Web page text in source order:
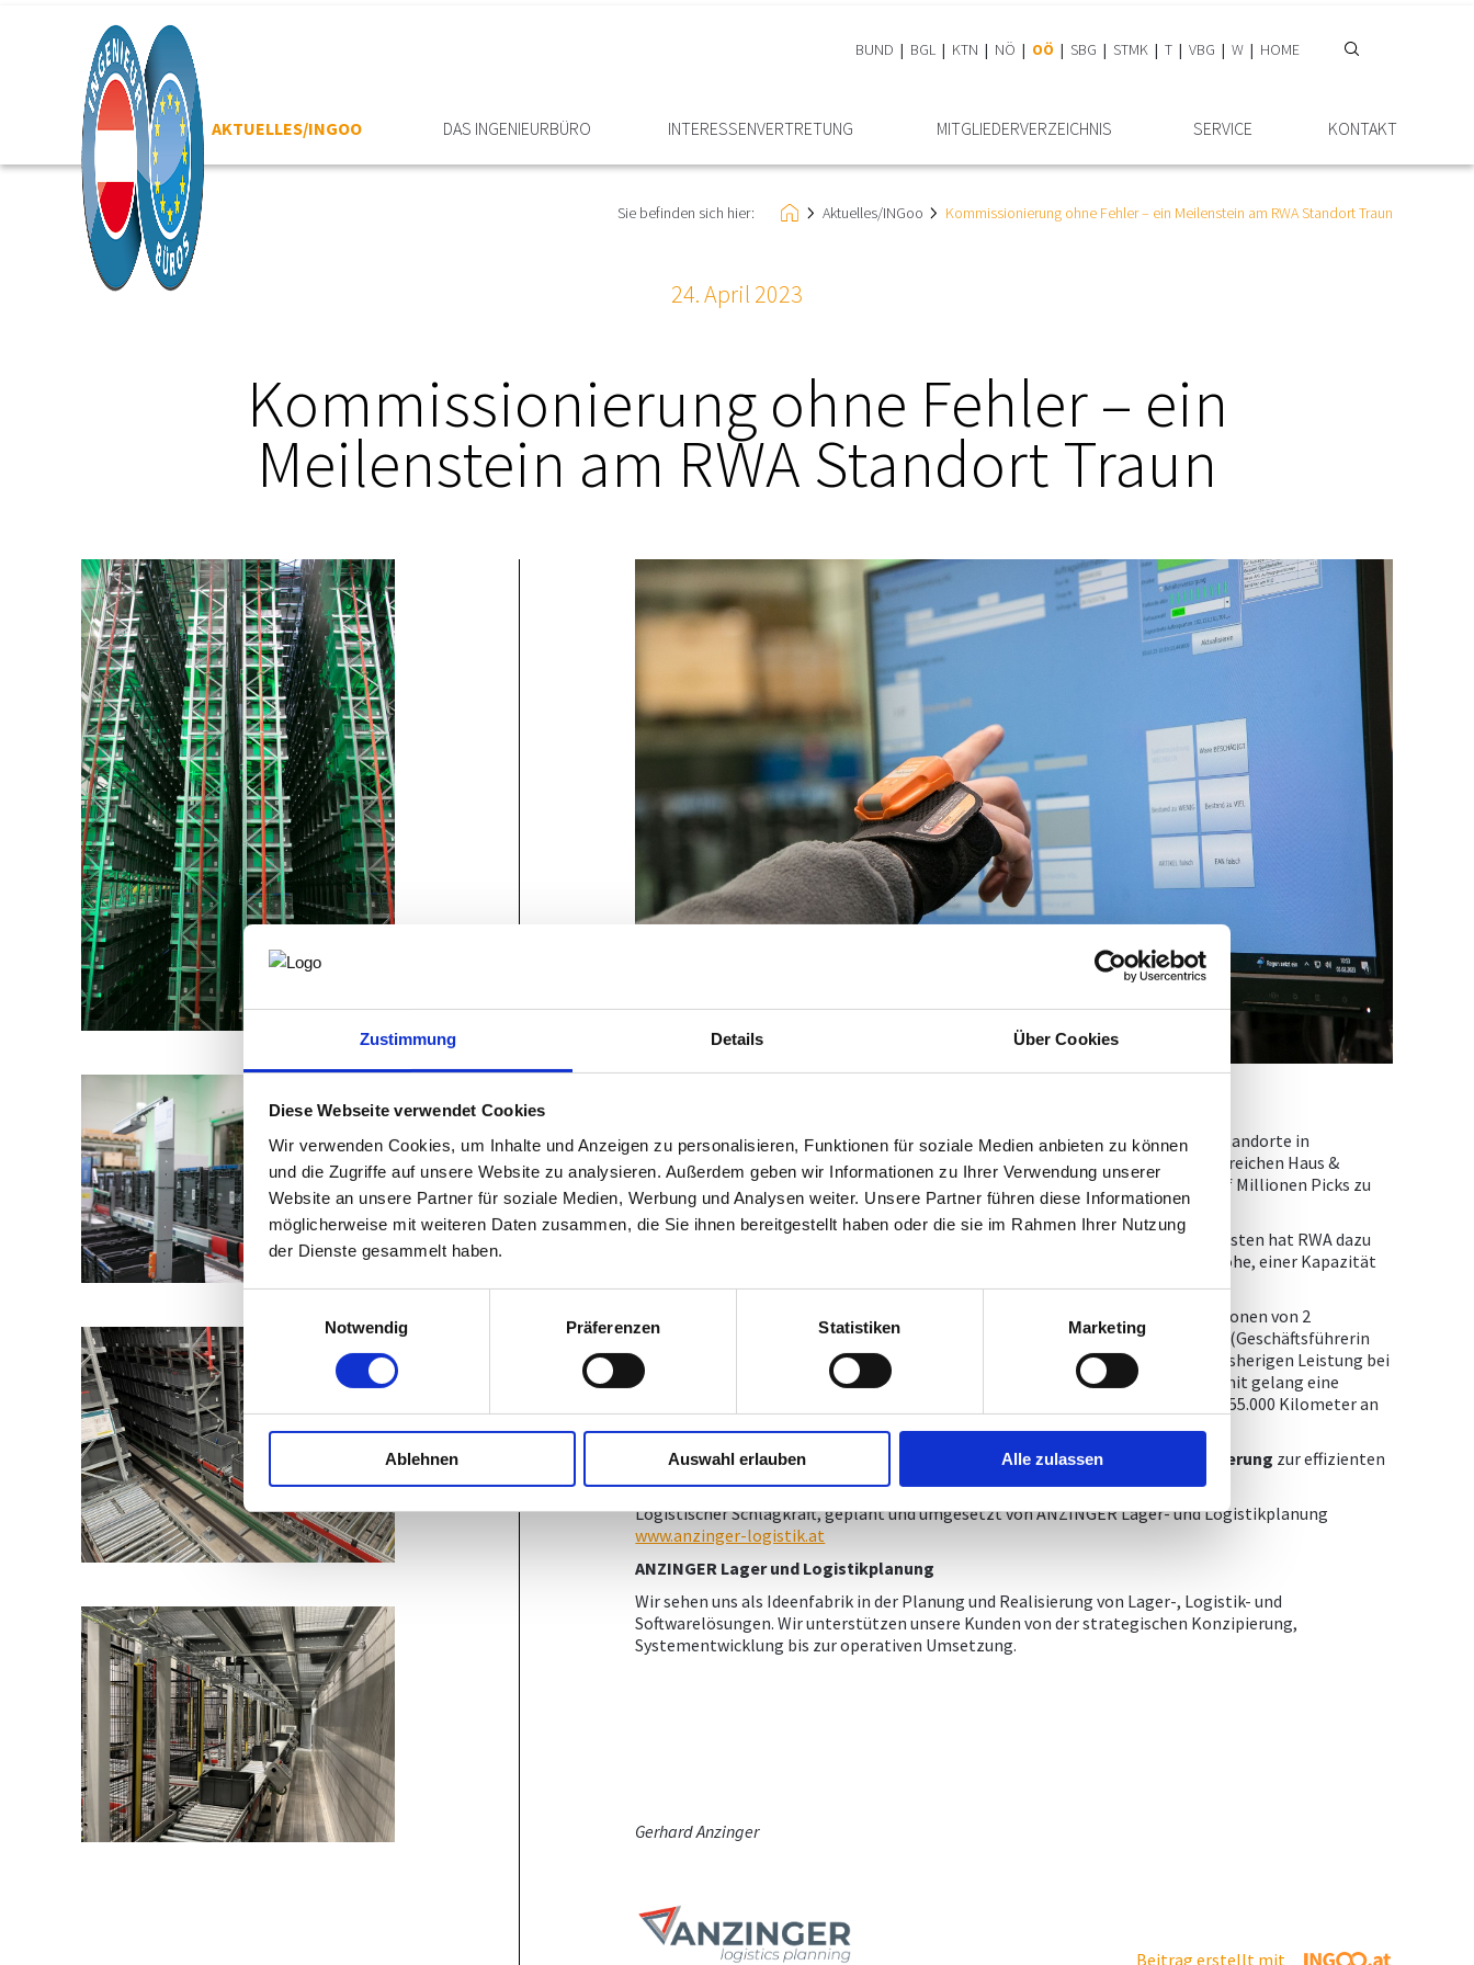
Zustimmung Details Über Cookies
Diese Webseite verwendet Cookies
Wir verwenden Cookies, um Inhalte und Anzeigen zu personalisieren, Funktionen für soziale Medien anbieten zu können
und die Zugriffe auf unsere Website zu analysieren. Außerdem geben wir Informationen zu Ihrer Verwendung unserer
Website an unsere Partner für soziale Medien, Werbung und Analysen weiter. Unsere Partner führen diese Informationen
möglicherweise mit weiteren Daten zusammen, die Sie ihnen bereitgestellt haben oder die sie im Rahmen Ihrer Nutzung
der Dienste gesammelt haben.
Notwendig
Präferenzen Statistiken Marketing
Ablehnen Auswahl erlauben Alle zulassen
BUND BGL KTN NÖ OÖ SBG STMK T VBG W HOME
HOME AKTUELLES/INGOO DAS INGENIEURBÜRO INTERESSEN­VERTRETUNG MITGLIEDER­VERZEICHNIS SERVICE KONTAKT
Sie befinden sich hier: Aktuelles/INGoo Kommissionierung ohne Fehler – ein Meilenstein am RWA Standort Traun
24. April 2023
Kommissionierung ohne Fehler – ein
Meilenstein am RWA Standort Traun
DasRaiffeisen Ware Austria (RWA) Zentrallagerin Traun beliefert etwa 900 Standorte in
Österreich, Italien und Deutschland mit über 17.000 Artikel aus den Geschäftsbereichen Haus &
Garten, Baustoffe, Energie sowie landwirtschaftlicher Fachbedarf. Dazu sind fünf Millionen Picks zu
tätigen.
Die tägliche Herausforderung mit schwanken Auftragslasten und steigenden Kosten hat RWA dazu
AKL auf 2.000 m² mit 14 m Höhe, einer Kapazität
von 47.000 Behältern und etwa 500 lfm. Fördertechnik zu errichten.
„Mithilfe der ausgeklügelten Roboter-Zulieferung
können nun rund 500 Positionen von 2
Mitarbeitern pro Stunde kommissioniert werden“, berichtet Mag. Ingrid Peraus (Geschäftsführerin
des RWA-Logistikstandortes Traun). Das entspreche einer Vervierfachung der bisherigen Leistung bei
gleichzeitiger Reduzierung der menschlichen Fehlerquote auf de facto null. Damit gelang eine
enorme Steigerung der Produktivität bei der Kommissionierung, die zusätzlich 55.000 Kilometer an
Staplerfahrten pro Jahr einspart.
Damit konnte RWA einen großen Schritt in die
Digitalisierung Automatisierung zur effizienten
Kommissionierung von eCommerce- und Filialaufträgen setzten.
Logistischer Schlagkraft, geplant und umgesetzt von ANZINGER Lager- und Logistikplanung
www.anzinger-logistik.at
ANZINGER Lager und Logistikplanung
Wir sehen uns als Ideenfabrik in der Planung und Realisierung von Lager-, Logistik- und
Softwarelösungen. Wir unterstützen unsere Kunden von der strategischen Konzipierung,
Systementwicklung bis zur operativen Umsetzung.
Gerhard Anzinger
Beitrag erstellt mit